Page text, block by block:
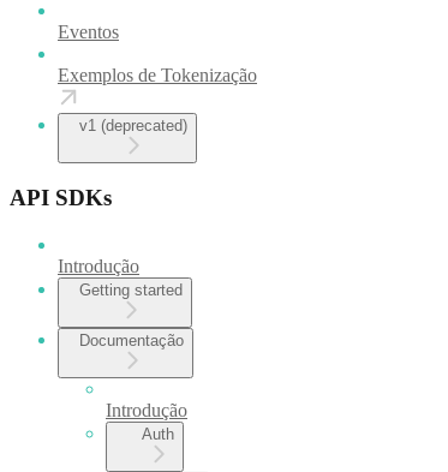
Eventos
Exemplos de Tokenização
v1 (deprecated)
API SDKs
Introdução
Getting started
Documentação
Introdução
Auth